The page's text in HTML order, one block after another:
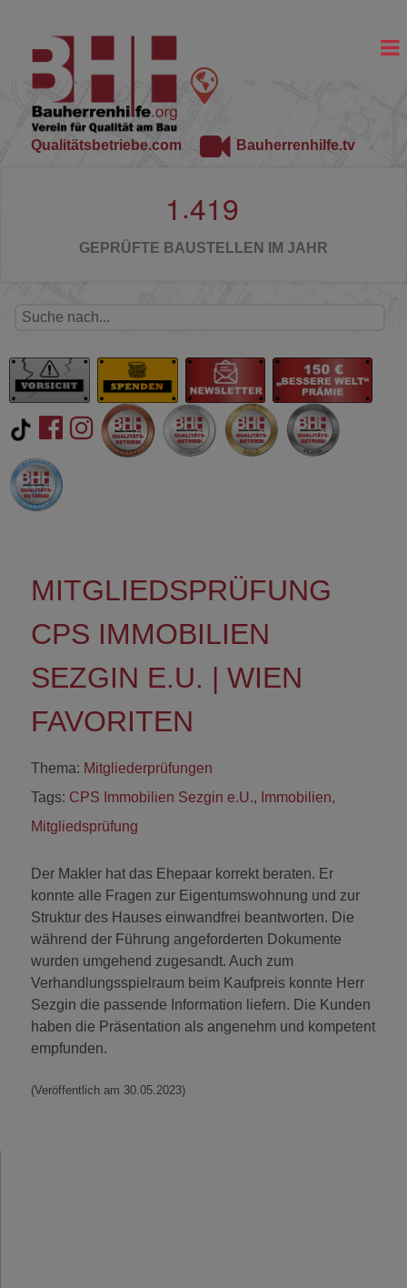
Qualitätsbetriebe.com Bauherrenhilfe.tv
1 .419
GEPRÜFTE BAUSTELLEN IM JAHR
MITGLIEDSPRÜFUNG
CPS IMMOBILIEN
SEZGIN E.U. | WIEN
FAVORITEN
Thema: Mitgliederprüfungen
Tags: CPS Immobilien Sezgin e.U., Immobilien,
Mitgliedsprüfung
Der Makler hat das Ehepaar korrekt beraten. Er
konnte alle Fragen zur Eigentumswohnung und zur
Struktur des Hauses einwandfrei beantworten. Die
während der Führung angeforderten Dokumente
wurden umgehend zugesandt. Auch zum
Verhandlungsspielraum beim Kaufpreis konnte Herr
Sezgin die passende Information liefern. Die Kunden
haben die Präsentation als angenehm und kompetent
empfunden.
(Veröffentlich am 30.05.2023)